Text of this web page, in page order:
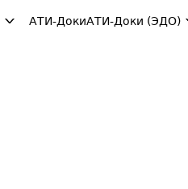
АТИ-ДокиАТИ-Доки (ЭДО)